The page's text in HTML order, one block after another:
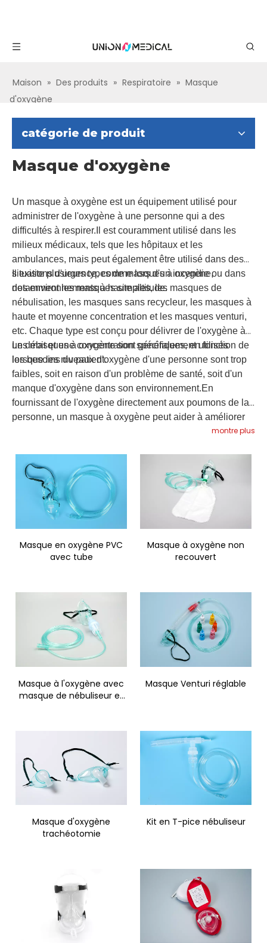
Maison » Des produits » Respiratoire » Masque
d'oxygène
catégorie de produit
Masque d'oxygène
Un masque à oxygène est un équipement utilisé pour
administrer de l'oxygène à une personne qui a des
difficultés à respirer.Il est couramment utilisé dans les
milieux médicaux, tels que les hôpitaux et les
ambulances, mais peut également être utilisé dans des
situations d'urgence, comme lors d'un incendie ou dans
des environnements à haute altitude.
Il existe plusieurs types de masques à oxygène,
notamment les masques simples, les masques de
nébulisation, les masques sans recycleur, les masques à
haute et moyenne concentration et les masques venturi,
etc. Chaque type est conçu pour délivrer de l'oxygène à
un débit et une concentration spécifiques, en fonction de
les besoins du patient.
Les masques à oxygène sont généralement utilisés
lorsque les niveaux d'oxygène d'une personne sont trop
faibles, soit en raison d'un problème de santé, soit d'un
manque d'oxygène dans son environnement.En
fournissant de l'oxygène directement aux poumons de la
personne, un masque à oxygène peut aider à améliorer
sa respiration et à augmenter son niveau d'oxygène.montre plus
Masque en oxygène PVC
avec tube
Masque à oxygène non
recouvert
Masque à l'oxygène avec
masque de nébuliseur et
Masque Venturi réglable
Masque d'oxygène
trachéotomie
Kit en T-pice nébuliseur